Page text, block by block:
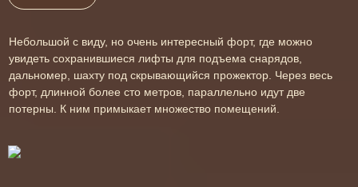
Небольшой с виду, но очень интересный форт, где можно
увидеть сохранившиеся лифты для подъема снарядов,
дальномер, шахту под скрывающийся прожектор. Через весь
форт, длинной более сто метров, параллельно идут две
потерны. К ним примыкает множество помещений.